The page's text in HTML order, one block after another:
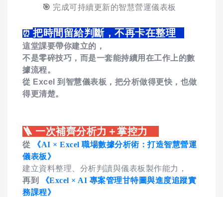
🎯 完成可持續更新的智慧營運儀表板
⏰ 把時間留給判斷，不再卡在整理
這堂課要帶你建立的，
不是零碎技巧，而是一套能持續用在工作上的數
據流程。
從 Excel 到智慧儀表板， 把分析做得更快，也做
得更清楚。
🪜 一次補齊分析力＋掌控力
從
《AI × Excel 職場數據分析術：打造智慧營運
儀表板》
建立資料整理、分析判讀與儀表板製作能力，
再到
《Excel × AI 專案管理甘特圖與進度追蹤實
務課程》